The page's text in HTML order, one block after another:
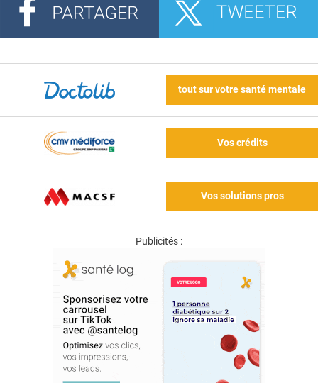
tout sur votre santé mentale
Vos crédits
Vos solutions pros
Publicités :